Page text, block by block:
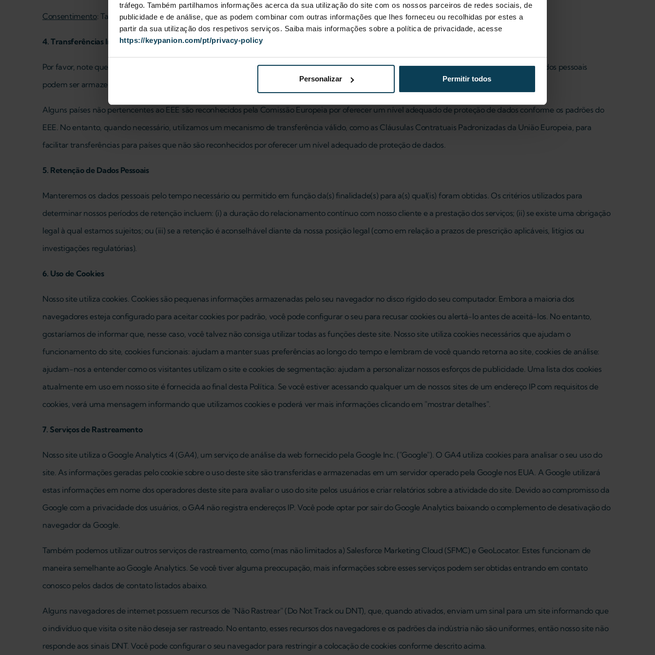
tráfego. Também partilhamos informações acerca da sua utilização do site com os nossos parceiros de redes sociais, de
publicidade e de análise, que as podem combinar com outras informações que lhes forneceu ou recolhidas por estes a
partir da sua utilização dos respetivos serviços. Saiba mais informações sobre a política de privacidade, acesse
https://keypanion.com/pt/privacy-policy
Personalizar Permitir todos
Consentimento: Também podemos compartilhar seus dados pessoais com outros terceiros se recebermos seu consentimento para isso.
4. Transferências Internacionais de Dados
Por favor, note que seus dados pessoais podem ser transferidos para jurisdições diferentes daquela onde você está localizado. Por exemplo, os dados pessoais
podem ser armazenados e processados em outros países dentro da UE e fora da UE (incluindo os Estados Unidos).
Alguns países não pertencentes ao EEE são reconhecidos pela Comissão Europeia por oferecer um nível adequado de proteção de dados conforme os padrões do
EEE. No entanto, quando necessário, utilizamos um mecanismo de transferência válido, como as Cláusulas Contratuais Padronizadas da União Europeia, para
facilitar transferências para países que não são reconhecidos por oferecer um nível adequado de proteção de dados.
5. Retenção de Dados Pessoais
Manteremos os dados pessoais pelo tempo necessário ou permitido em função da(s) finalidade(s) para a(s) qual(is) foram obtidas. Os critérios utilizados para
determinar nossos períodos de retenção incluem: (i) a duração do relacionamento contínuo com nosso cliente e a prestação dos serviços; (ii) se existe uma obrigação
legal à qual estamos sujeitos; ou (iii) se a retenção é aconselhável diante da nossa posição legal (como em relação a prazos de prescrição aplicáveis, litígios ou
investigações regulatórias).
6. Uso de Cookies
Nosso site utiliza cookies. Cookies são pequenas informações armazenadas pelo seu navegador no disco rígido do seu computador. Embora a maioria dos
navegadores esteja configurado para aceitar cookies por padrão, você pode configurar o seu para recusar cookies ou alertá-lo antes de aceitá-los. No entanto,
gostaríamos de informar que, nesse caso, você talvez não consiga utilizar todas as funções deste site. Nosso site utiliza cookies necessários que ajudam o
funcionamento do site, cookies funcionais: ajudam a manter suas preferências ao longo do tempo e lembram de você quando retorna ao site, cookies de análise:
ajudam-nos a entender como os visitantes utilizam o site e cookies de segmentação: ajudam a personalizar nossos esforços de publicidade. Uma lista dos cookies
atualmente em uso em nosso site é fornecida ao final desta Política. Se você estiver acessando qualquer um de nossos sites de um endereço IP com requisitos de
cookies, verá uma mensagem informando que utilizamos cookies e poderá ver mais informações clicando em "mostrar detalhes".
7. Serviços de Rastreamento
Nosso site utiliza o Google Analytics 4 (GA4), um serviço de análise da web fornecido pela Google Inc. ("Google"). O GA4 utiliza cookies para analisar o seu uso do
site. As informações geradas pelo cookie sobre o uso deste site são transferidas e armazenadas em um servidor operado pela Google nos EUA. A Google utilizará
estas informações em nome dos operadores deste site para avaliar o uso do site pelos usuários e criar relatórios sobre a atividade do site. Devido ao compromisso da
Google com a privacidade dos usuários, o GA4 não registra endereços IP. Você pode optar por sair do Google Analytics baixando o complemento de desativação do
navegador da Google.
Também podemos utilizar outros serviços de rastreamento, como (mas não limitados a) Salesforce Marketing Cloud (SFMC) e GeoLocator. Estes funcionam de
maneira semelhante ao Google Analytics. Se você tiver alguma preocupação, mais informações sobre esses serviços podem ser obtidas entrando em contato
conosco pelos dados de contato listados abaixo.
Alguns navegadores de internet possuem recursos de "Não Rastrear" (Do Not Track ou DNT), que, quando ativados, enviam um sinal para um site informando que
o indivíduo que visita o site não deseja ser rastreado. No entanto, esses recursos dos navegadores e os padrões da indústria não são uniformes, então nosso site não
responde aos sinais DNT. Você pode configurar o seu navegador para restringir a colocação de cookies conforme descrito acima.